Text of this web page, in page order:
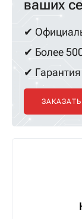
ваших
✔
✔ Более
✔